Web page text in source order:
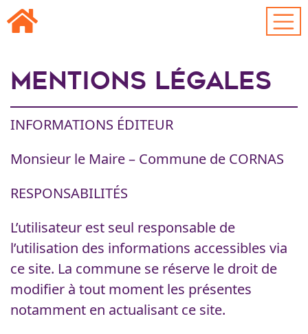
Passer au contenu principal
Mentions légales
INFORMATIONS ÉDITEUR
Monsieur le Maire – Commune de CORNAS
RESPONSABILITÉS
L’utilisateur est seul responsable de
l’utilisation des informations accessibles via
ce site. La commune se réserve le droit de
modifier à tout moment les présentes
notamment en actualisant ce site.